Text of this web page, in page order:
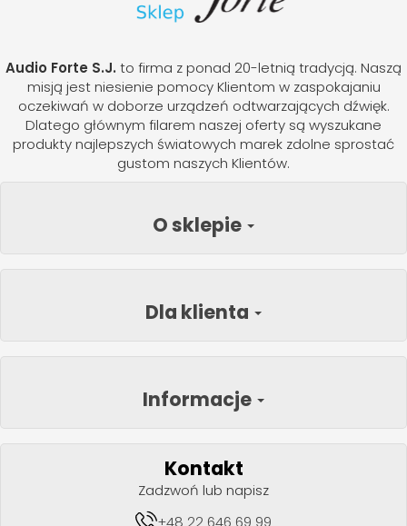
Audio Forte S.J. to firma z ponad 20-letnią tradycją. Naszą
misją jest niesienie pomocy Klientom w zaspokajaniu
oczekiwań w doborze urządzeń odtwarzających dźwięk.
Dlatego głównym filarem naszej oferty są wyszukane
produkty najlepszych światowych marek zdolne sprostać
gustom naszych Klientów.
O sklepie
Dla klienta
Informacje
Kontakt
Zadzwoń lub napisz
+48 22 646 69 99